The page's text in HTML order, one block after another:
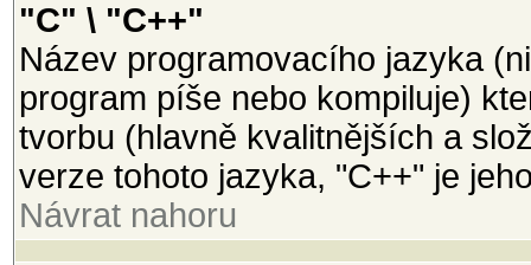
"C" \ "C++"
Název programovacího jazyka
program píše nebo kompiluje)
tvorbu (hlavně kvalitnějších a
verze tohoto jazyka, "C++" je
Návrat nahoru